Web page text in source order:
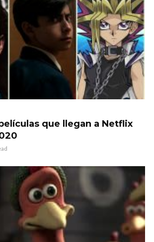
que llegan a Netflix